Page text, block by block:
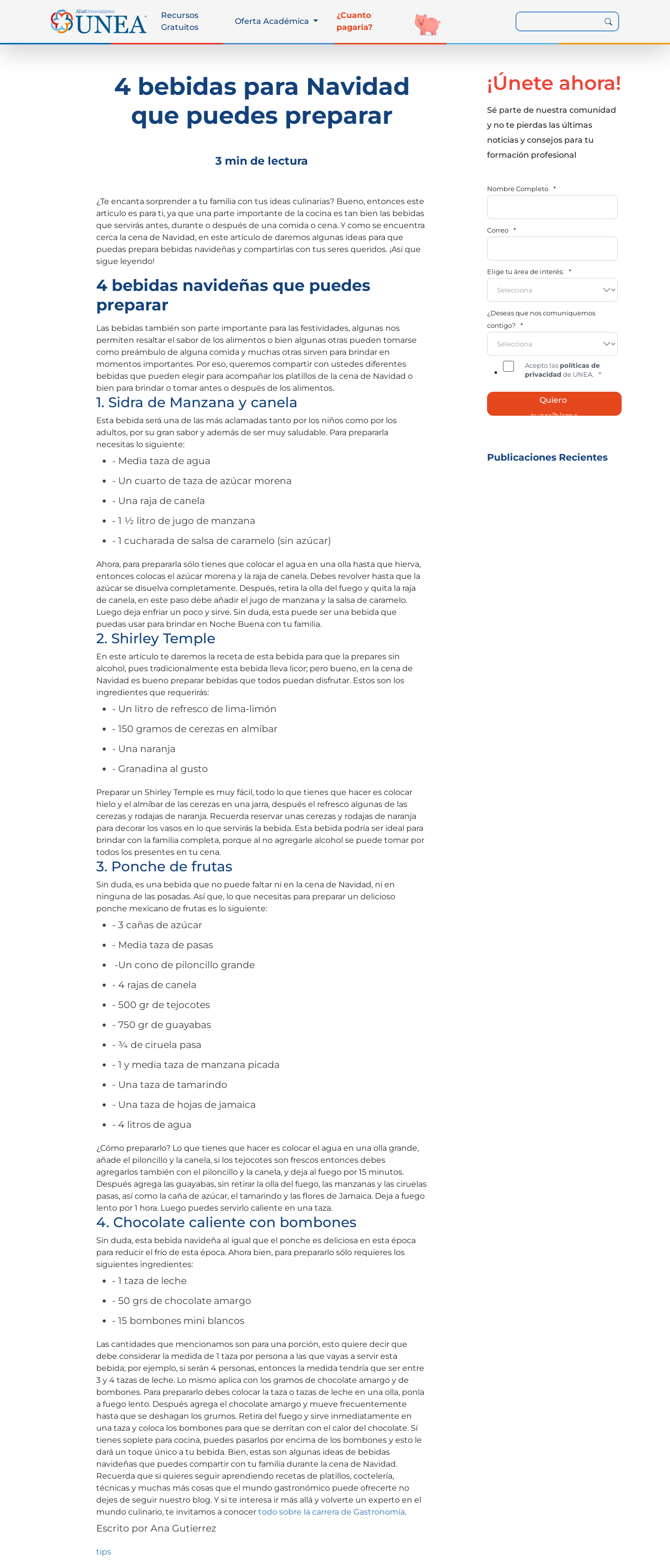
Recursos
Gratuitos
Oferta Académica
¿Cuanto
pagaría?
4 bebidas para Navidad
que puedes preparar
3 min de lectura
¿Te encanta sorprender a tu familia con tus ideas culinarias? Bueno, entonces este
artículo es para ti, ya que una parte importante de la cocina es tan bien las bebidas
que servirás antes, durante o después de una comida o cena. Y como se encuentra
cerca la cena de Navidad, en este artículo de daremos algunas ideas para que
puedas prepara bebidas navideñas y compartirlas con tus seres queridos. ¡Así que
sigue leyendo!
4 bebidas navideñas que puedes
preparar
Las bebidas también son parte importante para las festividades, algunas nos
permiten resaltar el sabor de los alimentos o bien algunas otras pueden tomarse
como preámbulo de alguna comida y muchas otras sirven para brindar en
momentos importantes. Por eso, queremos compartir con ustedes diferentes
bebidas que pueden elegir para acompañar los platillos de la cena de Navidad o
bien para brindar o tomar antes o después de los alimentos.
1. Sidra de Manzana y canela
Esta bebida será una de las más aclamadas tanto por los niños como por los
adultos, por su gran sabor y además de ser muy saludable. Para prepararla
necesitas lo siguiente:
- Media taza de agua
- Un cuarto de taza de azúcar morena
- Una raja de canela
- 1 ½ litro de jugo de manzana
- 1 cucharada de salsa de caramelo (sin azúcar)
Ahora, para prepararla sólo tienes que colocar el agua en una olla hasta que hierva,
entonces colocas el azúcar morena y la raja de canela. Debes revolver hasta que la
azúcar se disuelva completamente. Después, retira la olla del fuego y quita la raja
de canela, en este paso debe añadir el jugo de manzana y la salsa de caramelo.
Luego deja enfriar un poco y sirve. Sin duda, esta puede ser una bebida que
puedas usar para brindar en Noche Buena con tu familia.
2. Shirley Temple
En este artículo te daremos la receta de esta bebida para que la prepares sin
alcohol, pues tradicionalmente esta bebida lleva licor; pero bueno, en la cena de
Navidad es bueno preparar bebidas que todos puedan disfrutar. Estos son los
ingredientes que requerirás:
- Un litro de refresco de lima-limón
- 150 gramos de cerezas en almíbar
- Una naranja
- Granadina al gusto
Preparar un Shirley Temple es muy fácil, todo lo que tienes que hacer es colocar
hielo y el almíbar de las cerezas en una jarra, después el refresco algunas de las
cerezas y rodajas de naranja. Recuerda reservar unas cerezas y rodajas de naranja
para decorar los vasos en lo que servirás la bebida. Esta bebida podría ser ideal para
brindar con la familia completa, porque al no agregarle alcohol se puede tomar por
todos los presentes en tu cena.
3. Ponche de frutas
Sin duda, es una bebida que no puede faltar ni en la cena de Navidad, ni en
ninguna de las posadas. Así que, lo que necesitas para preparar un delicioso
ponche mexicano de frutas es lo siguiente:
- 3 cañas de azúcar
- Media taza de pasas
-Un cono de piloncillo grande
- 4 rajas de canela
- 500 gr de tejocotes
- 750 gr de guayabas
- ¾ de ciruela pasa
- 1 y media taza de manzana picada
- Una taza de tamarindo
- Una taza de hojas de jamaica
- 4 litros de agua
¿Cómo prepararlo? Lo que tienes que hacer es colocar el agua en una olla grande,
añade el piloncillo y la canela, si los tejocotes son frescos entonces debes
agregarlos también con el piloncillo y la canela, y deja al fuego por 15 minutos.
Después agrega las guayabas, sin retirar la olla del fuego, las manzanas y las ciruelas
pasas, así como la caña de azúcar, el tamarindo y las flores de Jamaica. Deja a fuego
lento por 1 hora. Luego puedes servirlo caliente en una taza.
4. Chocolate caliente con bombones
Sin duda, esta bebida navideña al igual que el ponche es deliciosa en esta época
para reducir el frío de esta época. Ahora bien, para prepararlo sólo requieres los
siguientes ingredientes:
- 1 taza de leche
- 50 grs de chocolate amargo
- 15 bombones mini blancos
Las cantidades que mencionamos son para una porción, esto quiere decir que
debe considerar la medida de 1 taza por persona a las que vayas a servir esta
bebida; por ejemplo, si serán 4 personas, entonces la medida tendría que ser entre
3 y 4 tazas de leche. Lo mismo aplica con los gramos de chocolate amargo y de
bombones. Para prepararlo debes colocar la taza o tazas de leche en una olla, ponla
a fuego lento. Después agrega el chocolate amargo y mueve frecuentemente
hasta que se deshagan los grumos. Retira del fuego y sirve inmediatamente en
una taza y coloca los bombones para que se derritan con el calor del chocolate. Sí
tienes soplete para cocina, puedes pasarlos por encima de los bombones y esto le
dará un toque único a tu bebida. Bien, estas son algunas ideas de bebidas
navideñas que puedes compartir con tu familia durante la cena de Navidad.
Recuerda que si quieres seguir aprendiendo recetas de platillos, coctelería,
técnicas y muchas más cosas que el mundo gastronómico puede ofrecerte no
dejes de seguir nuestro blog. Y si te interesa ir más allá y volverte un experto en el
mundo culinario, te invitamos a conocertodo sobre la carrera de Gastronomía.
Escrito porAna Gutierrez
tips
¡Únete ahora!
Sé parte de nuestra comunidad
y no te pierdas las últimas
noticias y consejos para tu
formación profesional
Nombre Completo *
Correo *
Elige tu área de interés: *
¿Deseas que nos comuniquemos
contigo?
*
Acepto las políticas de
privacidad de UNEA. *
Publicaciones Recientes